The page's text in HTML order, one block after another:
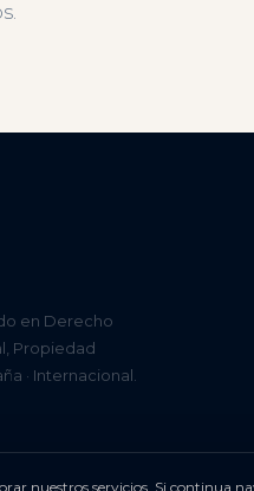
en Derecho
Propiedad
· Internacional.
nuestros servicios. Si continua